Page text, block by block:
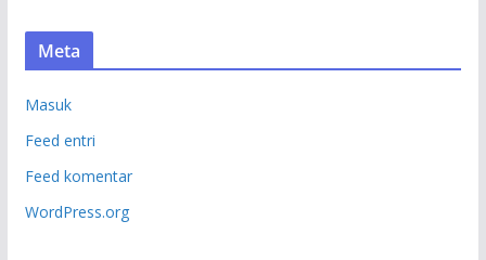
Meta
Masuk
Feed entri
Feed komentar
WordPress.org